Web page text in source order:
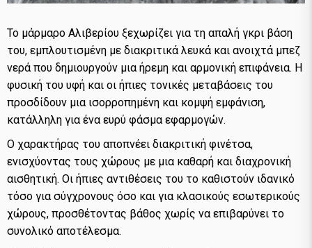
Το μάρμαρο Αλιβερίου ξεχωρίζει για τη απαλή γκρι βάση
του, εμπλουτισμένη με διακριτικά λευκά και ανοιχτά μπεζ
νερά που δημιουργούν μια ήρεμη και αρμονική επιφάνεια. Η
φυσική του υφή και οι ήπιες τονικές μεταβάσεις του
προσδίδουν μια ισορροπημένη και κομψή εμφάνιση,
κατάλληλη για ένα ευρύ φάσμα εφαρμογών.
Ο χαρακτήρας του αποπνέει διακριτική φινέτσα,
ενισχύοντας τους χώρους με μια καθαρή και διαχρονική
αισθητική. Οι ήπιες αντιθέσεις του το καθιστούν ιδανικό
τόσο για σύγχρονους όσο και για κλασικούς εσωτερικούς
χώρους, προσθέτοντας βάθος χωρίς να επιβαρύνει το
συνολικό αποτέλεσμα.